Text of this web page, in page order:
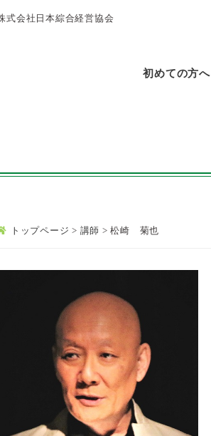
式会社日本綜合経営協会
初めての方へ
トップページ > 講師 >松崎 菊也